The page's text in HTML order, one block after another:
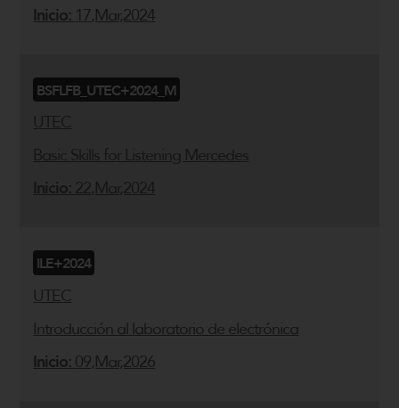
Inicio: 17,Mar,2024
BSFLFB_UTEC+2024_M
UTEC
Basic Skills for Listening Mercedes
Inicio: 22,Mar,2024
ILE+2024
UTEC
Introducción al laboratorio de electrónica
Inicio: 09,Mar,2026